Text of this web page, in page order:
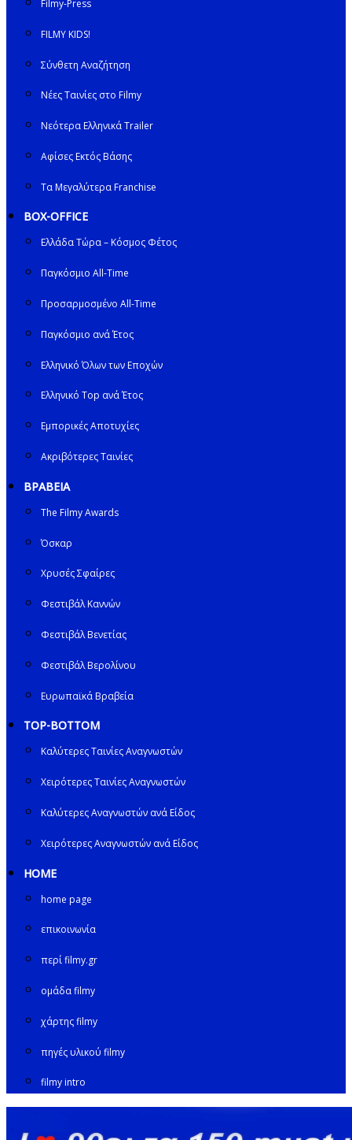
Filmy-Press
FILMY KIDS!
Σύνθετη Αναζήτηση
Νέες Ταινίες στο Filmy
Νεότερα Ελληνικά Trailer
Αφίσες Εκτός Βάσης
Τα Μεγαλύτερα Franchise
BOX-OFFICE
Ελλάδα Τώρα – Κόσμος Φέτος
Παγκόσμιο All-Time
Προσαρμοσμένο All-Time
Παγκόσμιο ανά Έτος
Ελληνικό Όλων των Εποχών
Ελληνικό Top ανά Έτος
Εμπορικές Αποτυχίες
Ακριβότερες Ταινίες
ΒΡΑΒΕΙΑ
The Filmy Awards
Όσκαρ
Χρυσές Σφαίρες
Φεστιβάλ Καννών
Φεστιβάλ Βενετίας
Φεστιβάλ Βερολίνου
Ευρωπαϊκά Βραβεία
TOP-BOTTOM
Καλύτερες Ταινίες Αναγνωστών
Χειρότερες Ταινίες Αναγνωστών
Καλύτερες Αναγνωστών ανά Είδος
Χειρότερες Αναγνωστών ανά Είδος
HOME
home page
επικοινωνία
περί filmy.gr
ομάδα filmy
χάρτης filmy
πηγές υλικού filmy
filmy intro